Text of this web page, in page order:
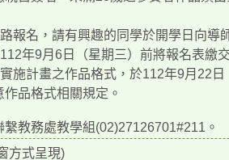
報名，請有興趣的同學於開學日向導
年9月6日（星期三）前將報名表繳
施計畫之作品格式，於112年9月22
品格式相關規定。
教務處教學組(02)27126701#211。
方式呈現)